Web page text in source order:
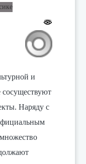
и
сосуществуют
Наряду с